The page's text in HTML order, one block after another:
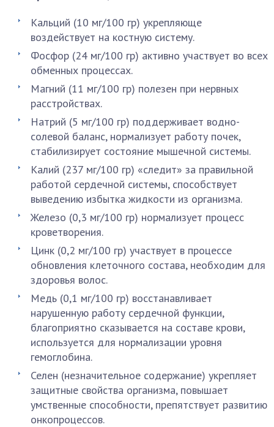
Кальций (10 мг/100 гр) укрепляюще
воздействует на костную систему.
Фосфор (24 мг/100 гр) активно участвует во всех
обменных процессах.
Магний (11 мг/100 гр) полезен при нервных
расстройствах.
Натрий (5 мг/100 гр) поддерживает водно-
солевой баланс, нормализует работу почек,
стабилизирует состояние мышечной системы.
Калий (237 мг/100 гр) «следит» за правильной
работой сердечной системы, способствует
выведению избытка жидкости из организма.
Железо (0,3 мг/100 гр) нормализует процесс
кроветворения.
Цинк (0,2 мг/100 гр) участвует в процессе
обновления клеточного состава, необходим для
здоровья волос.
Медь (0,1 мг/100 гр) восстанавливает
нарушенную работу сердечной функции,
благоприятно сказывается на составе крови,
используется для нормализации уровня
гемоглобина.
Селен (незначительное содержание) укрепляет
защитные свойства организма, повышает
умственные способности, препятствует развитию
онкопроцессов.